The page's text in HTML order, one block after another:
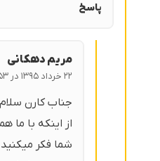
پاسخ
مریم دهکانی
۲۲ خرداد ۱۳۹۵ در ۶:۵۳ قبل از ظهر
جناب کارن سلام
از اینکه با ما
شما فکر